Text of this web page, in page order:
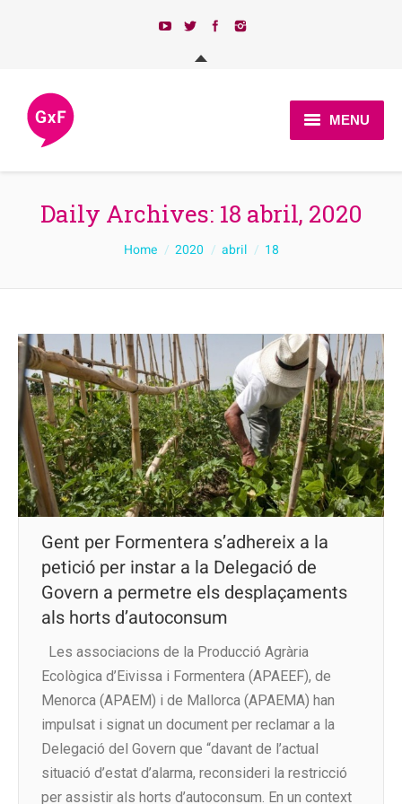
MENU
Qui som?
Actualitat
Programa
Candidatures 2023
Afilia’t
Contacte
Daily Archives: 18 abril, 2020
Home 2020 abril 18
Gent per Formentera s’adhereix a la
petició per instar a la Delegació de
Govern a permetre els desplaçaments
als horts d’autoconsum
Les associacions de la Producció Agrària
Ecològica d’Eivissa i Formentera (APAEEF), de
Menorca (APAEM) i de Mallorca (APAEMA) han
impulsat i signat un document per reclamar a la
Delegació del Govern que “davant de l’actual
situació d’estat d’alarma, reconsideri la restricció
per assistir als horts d’autoconsum. En un context